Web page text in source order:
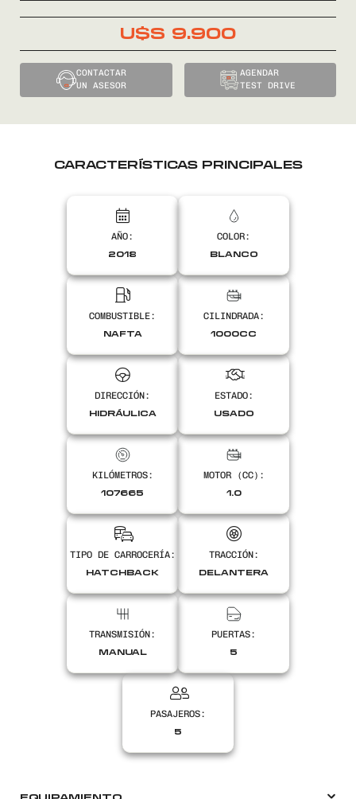
08002525
Encontranos en
U$S 9.900
CONTACTAR
UN ASESOR
AGENDAR
TEST DRIVE
CARACTERÍSTICAS PRINCIPALES
AÑO:
2018
COLOR:
BLANCO
COMBUSTIBLE:
NAFTA
CILINDRADA:
1000CC
DIRECCIÓN:
HIDRÁULICA
ESTADO:
USADO
KILÓMETROS:
107665
MOTOR (CC):
1.0
TIPO DE CARROCERÍA:
HATCHBACK
TRACCIÓN:
DELANTERA
TRANSMISIÓN:
MANUAL
PUERTAS:
5
PASAJEROS:
5
EQUIPAMIENTO